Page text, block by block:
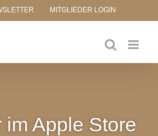
MITGLIEDER LOGIN
im Apple Store